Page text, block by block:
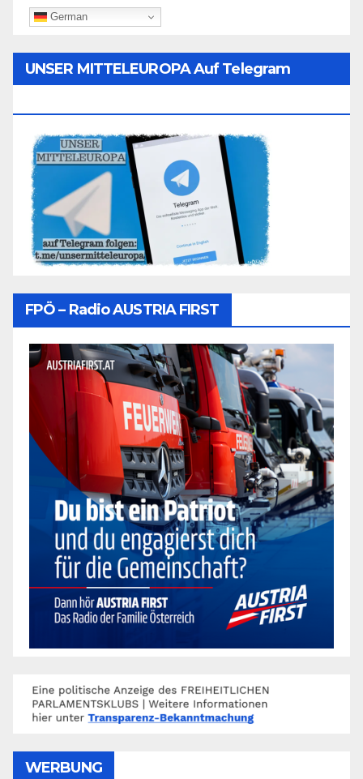
German
UNSER MITTELEUROPA Auf Telegram
FPÖ – Radio AUSTRIA FIRST
WERBUNG